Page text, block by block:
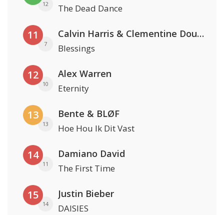
12 The Dead Dance
11
7
Calvin Harris & Clementine Douglas
Blessings
12
10
Alex Warren
Eternity
13
13
Bente & BLØF
Hoe Hou Ik Dit Vast
14
11
Damiano David
The First Time
15
14
Justin Bieber
DAISIES